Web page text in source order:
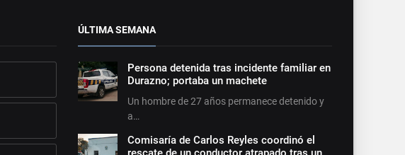
ÚLTIMA SEMANA
Persona detenida tras incidente familiar en
Durazno; portaba un machete
Un hombre de 27 años permanece detenido y
a…
Comisaría de Carlos Reyles coordinó el